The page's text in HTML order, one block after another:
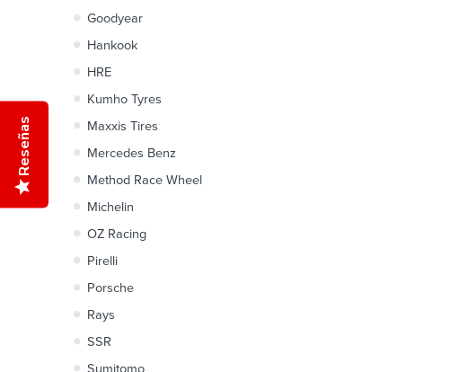
Goodyear
Hankook
HRE
Kumho Tyres
Maxxis Tires
Mercedes Benz
Method Race Wheel
Michelin
OZ Racing
Pirelli
Porsche
Rays
SSR
Sumitomo
Reseñas